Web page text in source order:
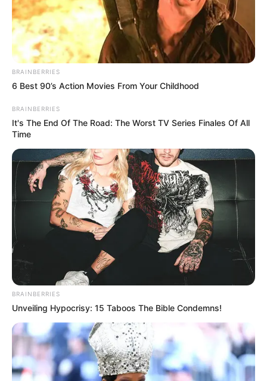
Landgrafenschlucht bei
Eisenach
Die Landgrafenschlucht auf der Landkarte mit Plane
r für Autoroute
Wanderziele in der unmittelbaren Umgebung der
Landgrafenschlucht:
Versteck und die Wartburgsammlung
machen den Besuch auf dieser
weltberühmten Burg jederzeit lohnenswert.
Drachenschlucht
Ein Holzsteg führt durch eine einzigartige
schmale Klamm im Thüringer Wald bei
Eisenach.
Ein Totalreservat das mit bizarren Felsen
durchsetzt ist.
Elfengrotte
BRAINBERRIES
6 Best 90’s Action Movies From Your Childhood
BRAINBERRIES
It's The End Of The Road: The Worst TV Series Finales Of All
Time
BRAINBERRIES
Unveiling Hypocrisy: 15 Taboos The Bible Condemns!